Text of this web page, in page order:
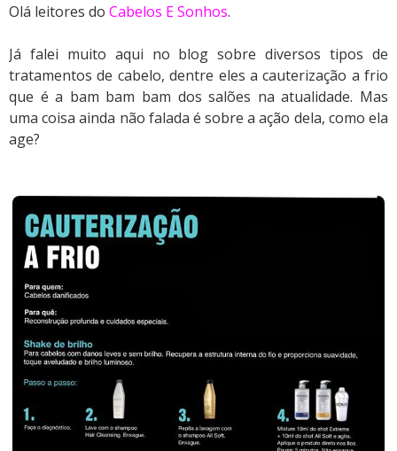
Olá leitores do Cabelos E Sonhos.
Já falei muito aqui no blog sobre diversos tipos de
tratamentos de cabelo, dentre eles a cauterização a frio
que é a bam bam bam dos salões na atualidade. Mas
uma coisa ainda não falada é sobre a ação dela, como ela
age?